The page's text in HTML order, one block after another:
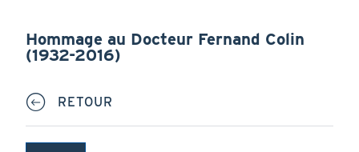
Hommage au Docteur Fernand Colin
(1932-2016)
RETOUR